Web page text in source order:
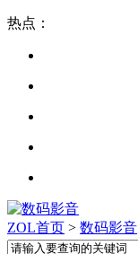
热点：
ZOL首页 > 数码影音